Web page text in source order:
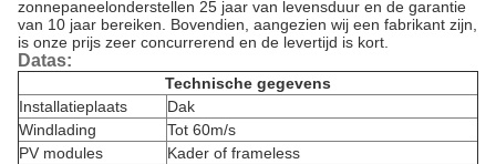
zonnepaneelonderstellen 25 jaar van levensduur en de garantie
van 10 jaar bereiken. Bovendien, aangezien wij een fabrikant zijn,
is onze prijs zeer concurrerend en de levertijd is kort.
Datas:
Technische gegevens
Installatieplaats
Dak
Windlading
Tot 60m/s
PV modules
Kader of frameless